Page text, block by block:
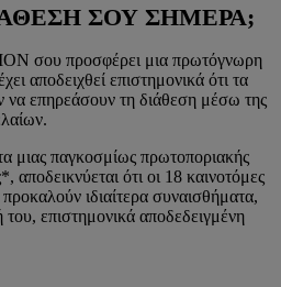
ΣΟΥ ΣΗΜΕΡΑ;
σου προσφέρει μια πρωτόγνωρη
αποδειχθεί επιστημονικά ότι τα
να επηρεάσουν τη διάθεση μέσω της
μιας παγκοσμίως πρωτοποριακής
αποδεικνύεται ότι οι 18 καινοτόμες
ιδιαίτερα συναισθήματα,
επιστημονικά αποδεδειγμένη